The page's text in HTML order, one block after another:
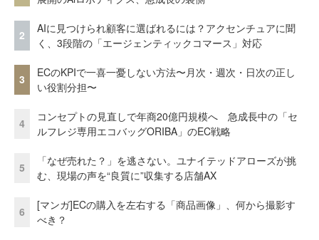
2
AIに見つけられ顧客に選ばれるには？アクセンチュアに聞
く、3段階の「エージェンティックコマース」対応
3
ECのKPIで一喜一憂しない方法〜月次・週次・日次の正し
い役割分担〜
4
コンセプトの見直しで年商20億円規模へ 急成長中の「セ
ルフレジ専用エコバッグORIBA」のEC戦略
5
「なぜ売れた？」を逃さない。ユナイテッドアローズが挑
む、現場の声を“良質に”収集する店舗AX
6
[マンガ]ECの購入を左右する「商品画像」、何から撮影す
べき？